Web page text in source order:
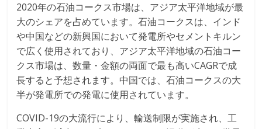
2020年の石油コークス市場は、アジア太平洋地域が最
大のシェアを占めています。石油コークスは、インド
や中国などの新興国において発電所やセメントキルン
で広く使用されており、アジア太平洋地域の石油コー
クス市場は、数量・金額の両面で最も高いCAGRで成
長すると予想されます。中国では、石油コークスの大
半が発電所での発電に使用されています。
COVID-19の大流行により、輸送制限が実施され、工